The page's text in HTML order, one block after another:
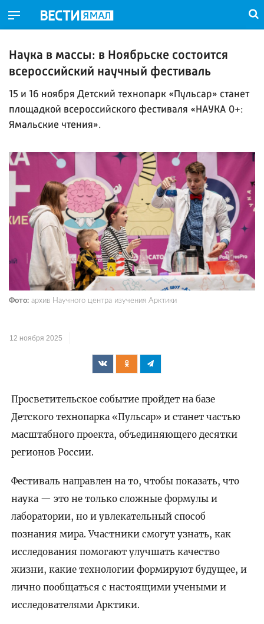
Наука в массы: в Ноябрьске состоится
всероссийский научный фестиваль
15 и 16 ноября Детский технопарк «Пульсар» станет
площадкой всероссийского фестиваля «НАУКА 0+:
Ямальские чтения».
Фото: архив Научного центра изучения Арктики
12 ноября 2025
Просветительское событие пройдет на базе
Детского технопарка «Пульсар» и станет частью
масштабного проекта, объединяющего десятки
регионов России.
Фестиваль направлен на то, чтобы показать, что
наука — это не только сложные формулы и
лаборатории, но и увлекательный способ
познания мира. Участники смогут узнать, как
исследования помогают улучшать качество
жизни, какие технологии формируют будущее, и
лично пообщаться с настоящими учеными и
исследователями Арктики.